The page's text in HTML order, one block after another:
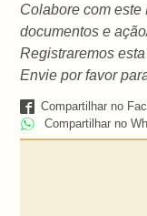
Colabore com este
documentos e
Registraremos
Envie por favor
Compartilhar no
Compartilhar no